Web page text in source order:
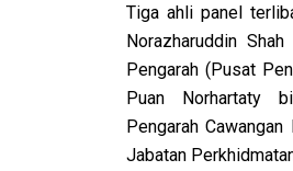
Tiga ahli panel
Norazharuddin
Pengarah (Pusat
Puan Norhartaty
Pengarah
Jabatan